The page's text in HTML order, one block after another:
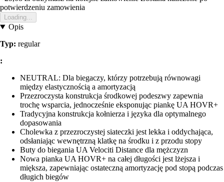
potwierdzeniu zamowienia
Loading...
Opis
Typ: regular
:
NEUTRAL: Dla biegaczy, którzy potrzebują równowagi
między elastycznością a amortyzacją
Przezroczysta konstrukcja środkowej podeszwy zapewnia
trochę wsparcia, jednocześnie eksponując piankę UA HOVR+
Tradycyjna konstrukcja kołnierza i języka dla optymalnego
dopasowania
Cholewka z przezroczystej siateczki jest lekka i oddychająca,
odsłaniając wewnętrzną klatkę na środku i z przodu stopy
Buty do biegania UA Velociti Distance dla mężczyzn
Nowa pianka UA HOVR+ na całej długości jest lżejsza i
miększa, zapewniając ostateczną amortyzację pod stopą podczas
długich biegów